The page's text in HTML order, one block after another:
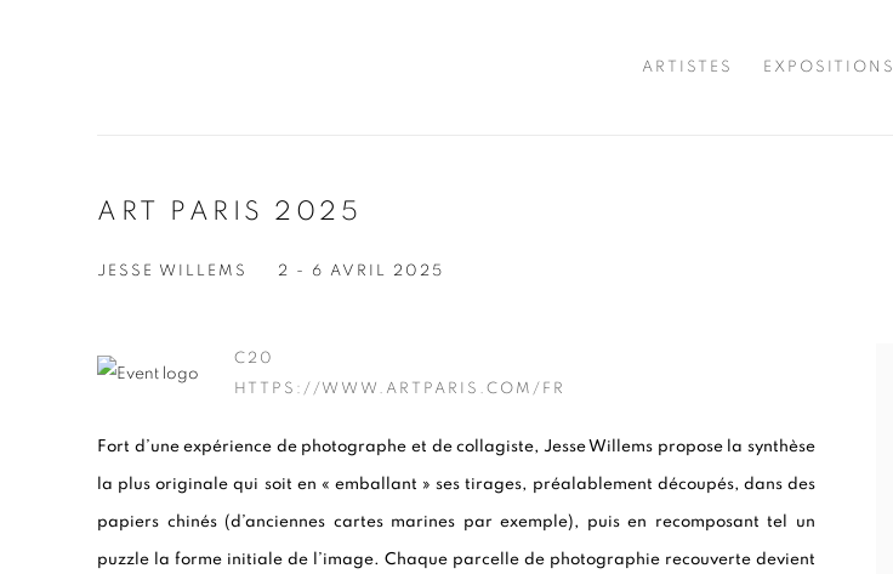
ARTISTES EXPOSITIONS
ART PARIS 2025
JESSE WILLEMS 2 - 6 AVRIL 2025
C20
HTTPS://WWW.ARTPARIS.COM/FR
Fort d’une expérience de photographe et de collagiste, Jesse Willems propose la synthèse
la plus originale qui soit en « emballant » ses tirages, préalablement découpés, dans des
papiers chinés (d’anciennes cartes marines par exemple), puis en recomposant tel un
puzzle la forme initiale de l’image. Chaque parcelle de photographie recouverte devient